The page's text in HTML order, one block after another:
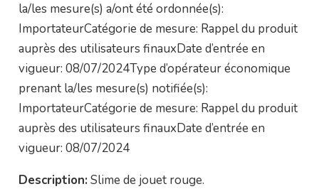
la/les mesure(s) a/ont été ordonnée(s):
ImportateurCatégorie de mesure: Rappel du produit
auprès des utilisateurs finauxDate d’entrée en
vigueur: 08/07/2024Type d’opérateur économique
prenant la/les mesure(s) notifiée(s):
ImportateurCatégorie de mesure: Rappel du produit
auprès des utilisateurs finauxDate d’entrée en
vigueur: 08/07/2024
Description: Slime de jouet rouge.